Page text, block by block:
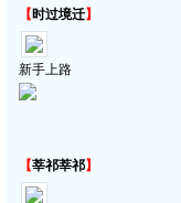
【时过境迁】
新手上路
【莘祁莘祁】